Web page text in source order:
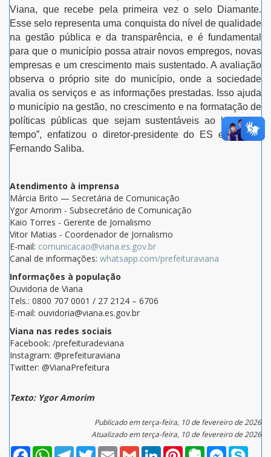
Viana, que recebe pela primeira vez o selo Diamante.
Esse selo representa uma conquista do nível de qualidade
na gestão pública e da transparência, e é fundamental
para que o município possa atrair novos empregos, novas
empresas e um crescimento mais sustentado. A avaliação
observa o próprio site do município, onde a sociedade
avalia os serviços e as informações prestadas. Isso ajuda
o município na gestão, no crescimento e na formatação de
políticas públicas que sejam sustentáveis ao longo do
tempo”, enfatizou o diretor-presidente do ES em Ação,
Fernando Saliba.
Atendimento à imprensa
Márcia Brito — Secretária de Comunicação
Ygor Amorim - Subsecretário de Comunicação
Kaio Torres - Gerente de Jornalismo
Vitor Matias - Coordenador de Jornalismo
E-mail: comunicacao@viana.es.gov.br
Canal de informações: whatsapp.com/prefeituraviana
Informações à população
Ouvidoria de Viana
Tels.: 0800 707 0001 / 27 2124 – 6706
E-mail: ouvidoria@viana.es.gov.br
Viana nas redes sociais
Facebook: /prefeituradeviana
Instagram: @prefeituraviana
Twitter: @VianaPrefeitura
Texto: Ygor Amorim
Publicado em terça-feira, 10 de fevereiro de 2026
Atualizado em terça-feira, 10 de fevereiro de 2026
FacebookWhatsAppTelegramTwitterEmail Gmail LinkedInPinterestEvernoteMessenger